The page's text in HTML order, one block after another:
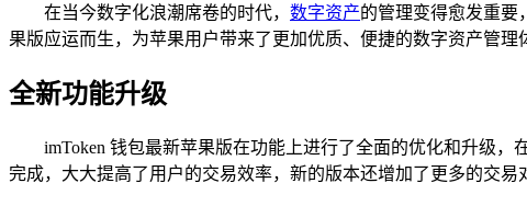
在当今数字化浪潮席卷的时代， 数字资产的管理变得愈发重要
果版应运而生，为苹果用户带来了更加优质、便捷的数字资产管理
全新功能升级
imToken 钱包最新苹果版在功能上进行了全面的优化和升级
完成，大大提高了用户的交易效率，新的版本还增加了更多的交易